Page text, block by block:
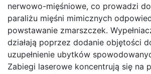
nerwowo-mięśniowe, co prowadzi
paraliżu mięśni mimicznych
powstawanie zmarszczek.
działają poprzez dodanie objętości
uzupełnienie ubytków
Zabiegi laserowe koncentrują się na